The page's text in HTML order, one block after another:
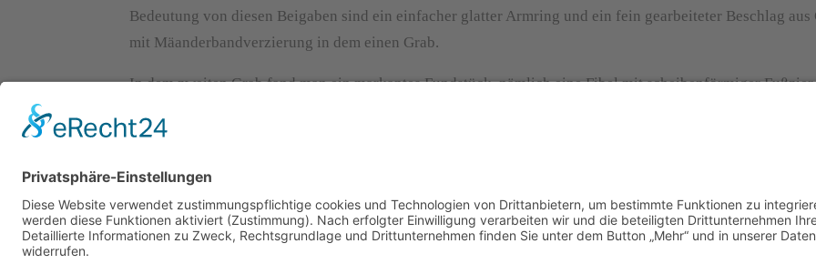
Bedeutung von diesen Beigaben sind ein einfacher glatter Armring und ein fein gearbeiteter Beschlag aus
mit Mäanderbandverzierung in dem einen Grab.
In dem zweiten Grab fand man ein markantes Fundstück, nämlich eine Fibel mit scheibenförmiger
Zeit des 6. und 5. Jhs. v. Chr..